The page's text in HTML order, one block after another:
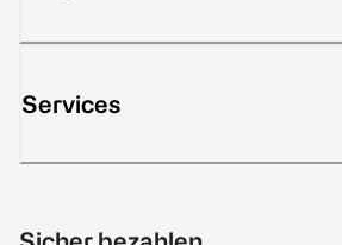
Services